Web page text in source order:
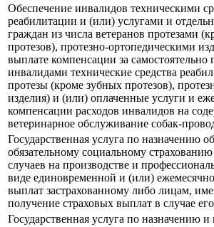
Обеспечение инвалидов техническими
реабилитации и (или) услугами и
граждан из числа ветеранов протезами
протезов), протезно-ортопедическими
выплате компенсации за самостоятельно
инвалидами технические средства
протезы (кроме зубных протезов),
изделия) и (или) оплаченные услуги и
компенсации расходов инвалидов на
ветеринарное обслуживание собак-
Государственная услуга по назначению
обязательному социальному
случаев на производстве и
виде единовременной и (или)
выплат застрахованному либо лицам,
получение страховых выплат в случае
Государственная услуга по назначению и